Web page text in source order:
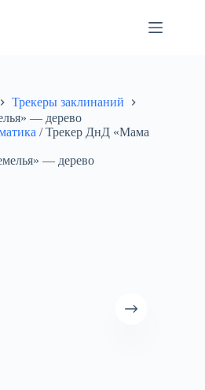
Трекеры заклинаний
— дерево
/ Трекер ДнД «Мама